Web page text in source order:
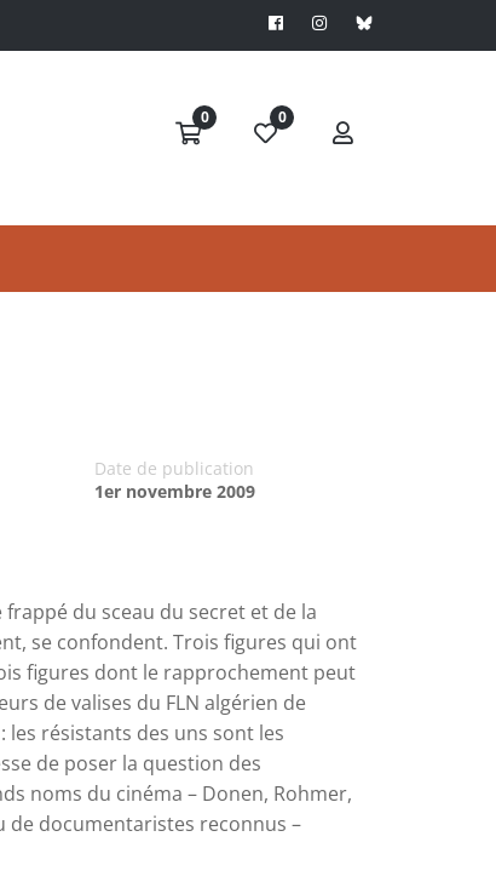
0 0
Date de publication
1er novembre 2009
du sceau du secret et de la
se confondent. Trois figures qui ont
figures dont le rapprochement peut
de valises du FLN algérien de
résistants des uns sont les
de poser la question des
noms du cinéma – Donen, Rohmer,
de documentaristes reconnus –